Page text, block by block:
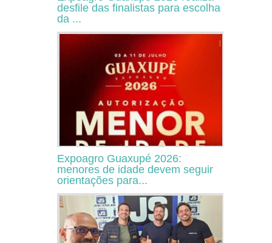
desfile das finalistas para escolha
da ...
Expoagro Guaxupé 2026:
menores de idade devem seguir
orientações para...